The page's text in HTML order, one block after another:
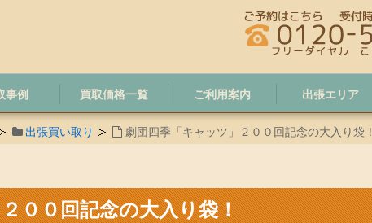
事例 買取価格一覧 ご利用案内 出張エリア
出張買い取り 劇団四季「キャッツ」２００回記念の大入り袋！
００回記念の大入り袋！